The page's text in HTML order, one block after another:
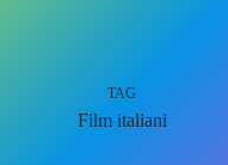
TAG
Film italiani